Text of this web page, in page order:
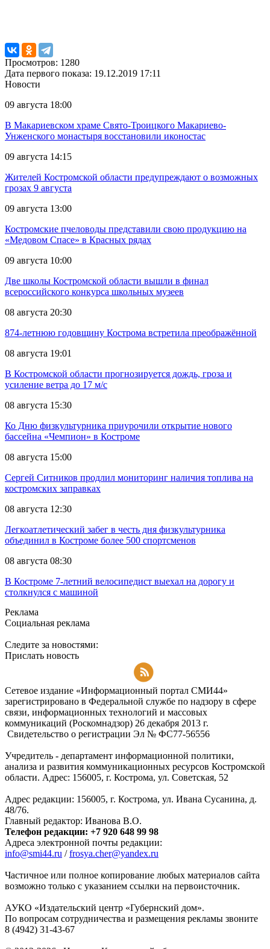
Просмотров: 1280
Дата первого показа: 19.12.2019 17:11
Новости
09 августа 18:00
В Макариевском храме Свято-Троицкого Макариево-
Унженского монастыря восстановили иконостас
09 августа 14:15
Жителей Костромской области предупреждают о возможных
грозах 9 августа
09 августа 13:00
Костромские пчеловоды представили свою продукцию на
«Медовом Спасе» в Красных рядах
09 августа 10:00
Две школы Костромской области вышли в финал
всероссийского конкурса школьных музеев
08 августа 20:30
874-летнюю годовщину Кострома встретила преображённой
08 августа 19:01
В Костромской области прогнозируется дождь, гроза и
усиление ветра до 17 м/с
08 августа 15:30
Ко Дню физкультурника приурочили открытие нового
бассейна «Чемпион» в Костроме
08 августа 15:00
Сергей Ситников продлил мониторинг наличия топлива на
костромских заправках
08 августа 12:30
Легкоатлетический забег в честь дня физкультурника
объединил в Костроме более 500 спортсменов
08 августа 08:30
В Костроме 7-летний велосипедист выехал на дорогу и
столкнулся с машиной
Реклама
Социальная реклама
Следите за новостями:
Прислать новость
Сетевое издание «Информационный портал СМИ44»
зарегистрировано в Федеральной службе по надзору в сфере
связи, информационных технологий и массовых
коммуникаций (Роскомнадзор) 26 декабря 2013 г.
Свидетельство о регистрации Эл № ФC77-56556
Учредитель - департамент информационной политики,
анализа и развития коммуникационных ресурсов Костромской
области. Адрес: 156005, г. Кострома, ул. Советская, 52
Адрес редакции: 156005, г. Кострома, ул. Ивана Сусанина, д.
48/76.
Главный редактор: Иванова В.О.
Телефон редакции: +7 920 648 99 98
Адреса электронной почты редакции:
info@smi44.ru /frosya.cher@yandex.ru
Частичное или полное копирование любых материалов сайта
возможно только с указанием ссылки на первоисточник.
АУКО «Издательский центр «Губернский дом».
По вопросам сотрудничества и размещения рекламы звоните
8 (4942) 31-43-67